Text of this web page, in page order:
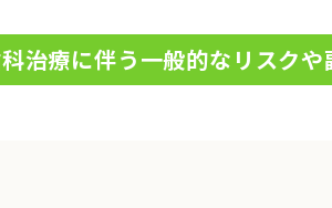
治療に伴う一般的なリスク